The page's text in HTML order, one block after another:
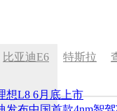
特斯拉
比亚迪E6
想L8 6月底上市